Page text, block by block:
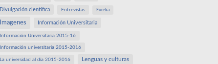
Divulgación científica Entrevistas Eureka
Imagenes Información Universitaria
Información Universitaria 2015-16
Información universitaria 2015-2016
La universidad al día 2015-2016 Lenguas y culturas